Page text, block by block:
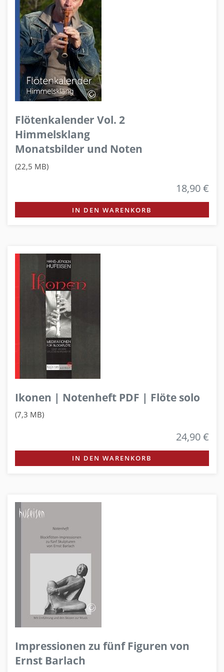
Flötenkalender Vol. 2
Himmelsklang
Monatsbilder und Noten
(22,5 MB)
18,90 €
IN DEN WARENKORB
Ikonen | Notenheft PDF | Flöte solo
(7,3 MB)
24,90 €
IN DEN WARENKORB
Impressionen zu fünf Figuren von
Ernst Barlach